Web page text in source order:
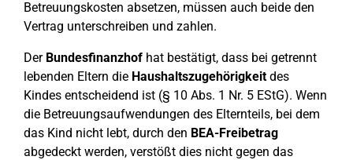
Betreuungskosten absetzen, müssen auch beide den
Vertrag unterschreiben und zahlen.
Der Bundesfinanzhof hat bestätigt, dass bei getrennt
lebenden Eltern die Haushaltszugehörigkeitdes
Kindes entscheidend ist (§ 10 Abs. 1 Nr. 5 EStG). Wenn
die Betreuungsaufwendungen des Elternteils, bei dem
das Kind nicht lebt, durch den BEA-Freibetrag
abgedeckt werden, verstößt dies nicht gegen das